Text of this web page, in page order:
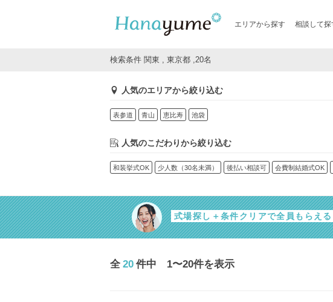
エリアから探す 相談して探
検索条件 関東 , 東京都 ,20名
人気のエリアから絞り込む
表参道 青山 恵比寿 池袋
人気のこだわりから絞り込む
和装挙式OK 少人数（30名未満） 後払い相談可 会費制結婚式OK
式場探し＋条件クリアで全員もらえる
全 20 件中 1〜20件を表示